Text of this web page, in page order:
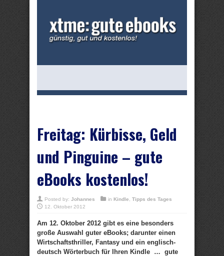
Freitag: Kürbisse, Geld
und Pinguine – gute
eBooks kostenlos!
Posted by: Johannes in Kindle
Tipps des Tages
12. Oktober 2012
Am 12. Oktober 2012 gibt es eine besonders
große Auswahl guter eBooks; darunter einen
Wirtschaftsthriller, Fantasy und ein englisch-
deutsch Wörterbuch für Ihren Kindle … gute